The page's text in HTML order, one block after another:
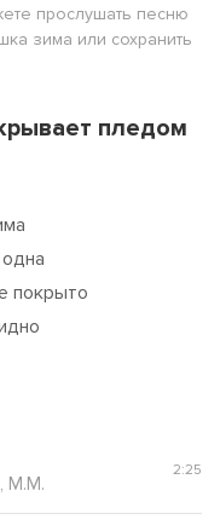
прослушать песню
зима или сохранить
пледом
покрыто
M.M.
2:25